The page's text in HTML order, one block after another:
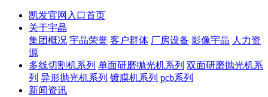
凯发官网入口首页
关于宇晶
集团概况 宇晶荣誉 客户群体 厂房设备 影像宇晶 人力资
源
多线切割机系列 单面研磨抛光机系列 双面研磨抛光机系
列 异形抛光机系列 镀膜机系列 pcb系列
新闻资讯